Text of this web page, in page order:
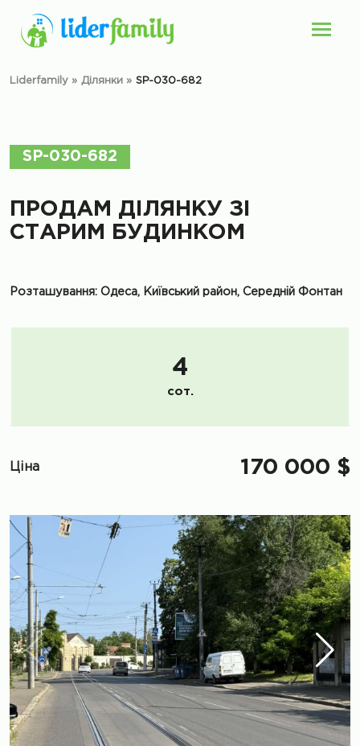
Liderfamily » Ділянки » SP-030-682
SP-030-682
ПРОДАМ ДІЛЯНКУ ЗІ
СТАРИМ БУДИНКОМ
Розташування: Одеса, Київський район, Середній Фонтан
4
сот.
Ціна 170 000 $